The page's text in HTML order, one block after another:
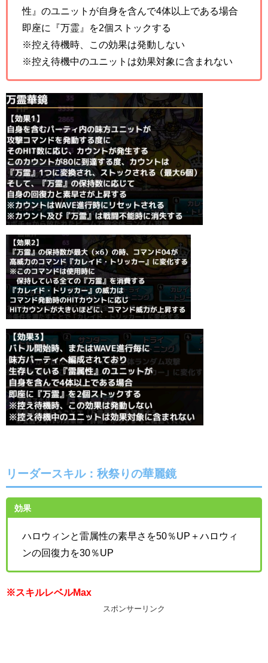
性』のユニットが自身を含んで4体以上である場合
即座に『万霊』を2個ストックする
※控え待機時、この効果は発動しない
※控え待機中のユニットは効果対象に含まれない
リーダースキル：秋祭りの華麗鏡
効果
ハロウィンと雷属性の素早さを50％UP＋ハロウィ
ンの回復力を30％UP
※スキルレベルMax
スポンサーリンク